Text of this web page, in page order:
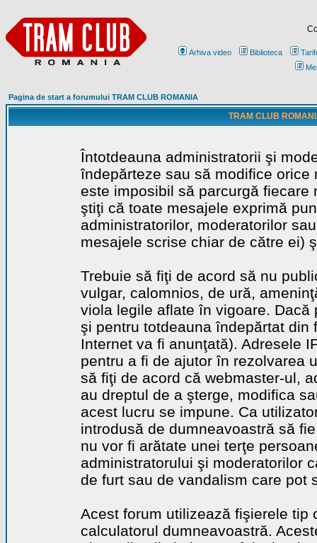
Arhiva video Biblioteca
Pagina de start a forumului TRAM CLUB ROMANIA
TRAM CLUB
Întotdeauna administratorii şi
îndepărteze sau să modifice
este imposibil să parcurgă
ştiţi că toate mesajele exprimă
administratorilor, moderatorilor
mesajele scrise chiar de către ei)
Trebuie să fiţi de acord să nu
vulgar, calomnios, de ură,
viola legile aflate în vigoare.
şi pentru totdeauna îndepărtat
Internet va fi anunţată). Adresele
pentru a fi de ajutor în rezolvarea
să fiţi de acord că webmaster-ul,
au dreptul de a şterge, modifica
acest lucru se impune. Ca
introdusă de dumneavoastră să
nu vor fi arătate unei terţe
administratorului şi moderatorilor
de furt sau de vandalism care pot
Acest forum utilizează fişierele tip
calculatorul dumneavoastră.